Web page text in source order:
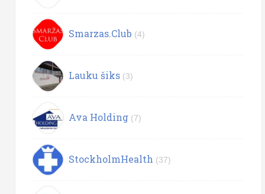
Smarzas.Club (4)
Lauku šiks (3)
Ava Holding (7)
StockholmHealth (37)